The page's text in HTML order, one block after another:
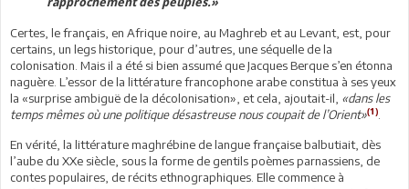
Certes, le français, en Afrique noire, au Maghreb et au Levant, est, pour
certains, un legs historique, pour d’autres, une séquelle de la
colonisation. Mais il a été si bien assumé que Jacques Berque s’en étonna
naguère. L’essor de la littérature francophone arabe constitua à ses yeux
la «surprise ambiguë de la décolonisation», et cela, ajoutait-il, «dans les
temps mêmes où une politique désastreuse nous coupait de l’Orient»(1)
En vérité, la littérature maghrébine de langue française balbutiait, dès
l’aube du XXe siècle, sous la forme de gentils poèmes parnassiens, de
contes populaires, de récits ethnographiques. Elle commence à